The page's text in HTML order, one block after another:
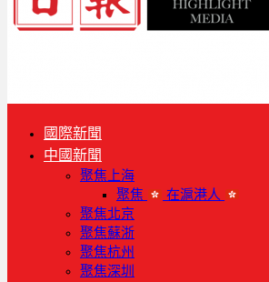
國際新聞
中國新聞
聚焦上海
聚焦
在滬港人
聚焦北京
聚焦蘇浙
聚焦杭州
聚焦深圳